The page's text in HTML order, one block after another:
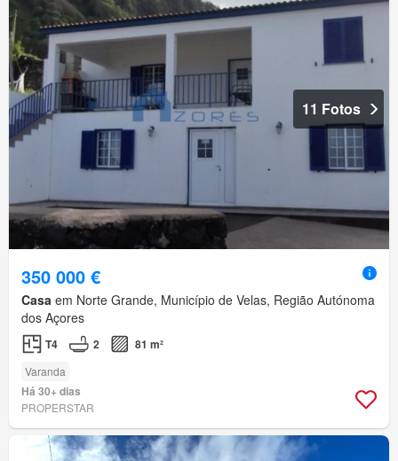
11 Fotos
350 000 €
Casa em Norte Grande, Município de Velas, Região Autónoma
dos Açores
T4 2 81 m²
Varanda
Há 30+ dias
PROPERSTAR